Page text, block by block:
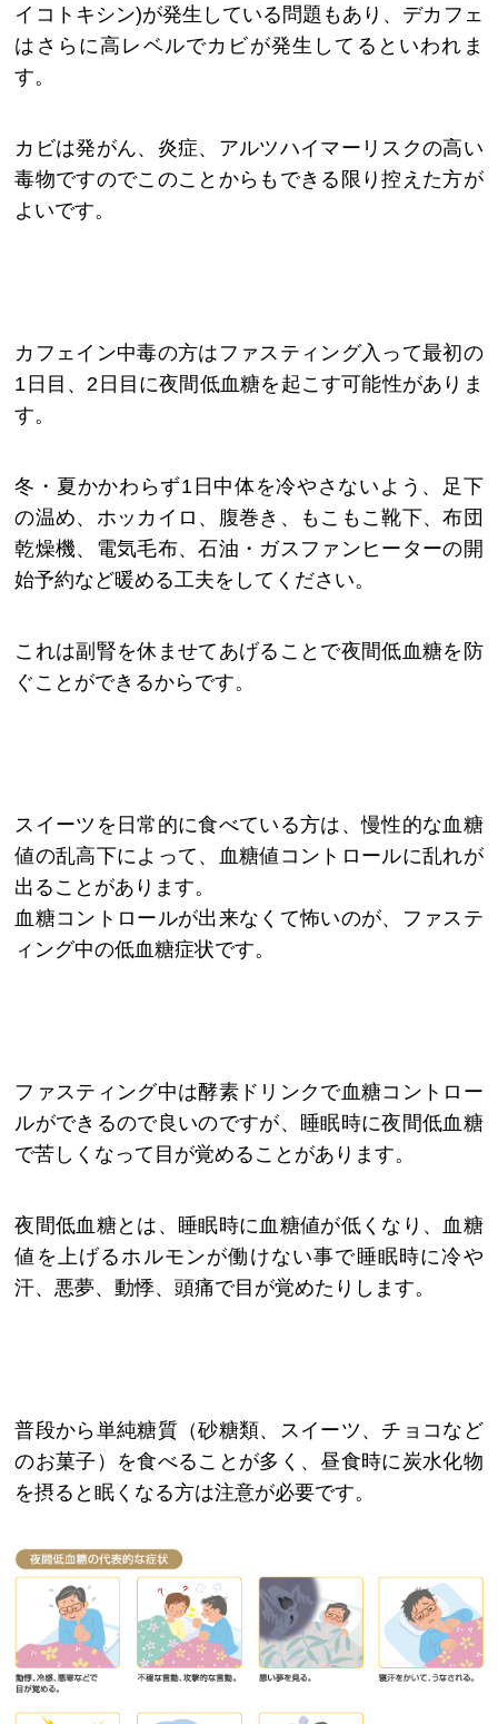
イコトキシン)が発生している問題もあり、デカフェ
はさらに高レベルでカビが発生してるといわれま
す。
カビは発がん、炎症、アルツハイマーリスクの高い
毒物ですのでこのことからもできる限り控えた方が
よいです。
カフェイン中毒の方はファスティング入って最初の
1日目、2日目に夜間低血糖を起こす可能性がありま
す。
冬・夏かかわらず1日中体を冷やさないよう、足下
の温め、ホッカイロ、腹巻き、もこもこ靴下、布団
乾燥機、電気毛布、石油・ガスファンヒーターの開
始予約など暖める工夫をしてください。
これは副腎を休ませてあげることで夜間低血糖を防
ぐことができるからです。
スイーツを日常的に食べている方は、慢性的な血糖
値の乱高下によって、血糖値コントロールに乱れが
出ることがあります。
血糖コントロールが出来なくて怖いのが、ファステ
ィング中の低血糖症状です。
ファスティング中は酵素ドリンクで血糖コントロー
ルができるので良いのですが、睡眠時に夜間低血糖
で苦しくなって目が覚めることがあります。
夜間低血糖とは、睡眠時に血糖値が低くなり、血糖
値を上げるホルモンが働けない事で睡眠時に冷や
汗、悪夢、動悸、頭痛で目が覚めたりします。
普段から単純糖質（砂糖類、スイーツ、チョコなど
のお菓子）を食べることが多く、昼食時に炭水化物
を摂ると眠くなる方は注意が必要です。